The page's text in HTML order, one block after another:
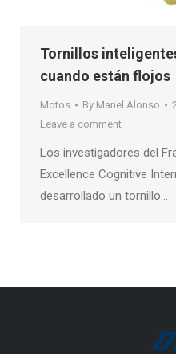
Tornillos
cuando están flojos
Motos By Manel Alonso
Leave a comment
Los investigadores del
Excellence Cognitive
desarrollado un tornillo…